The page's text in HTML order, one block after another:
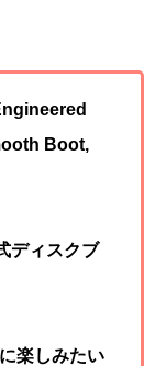
Boot,
ディスクブ
楽しみたい